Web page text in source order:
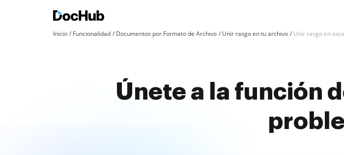
Inicio Funcionalidad Documentos por Formato de Archivo Unir rasgo en tu archivo Unir rasgo en
Únete a la función